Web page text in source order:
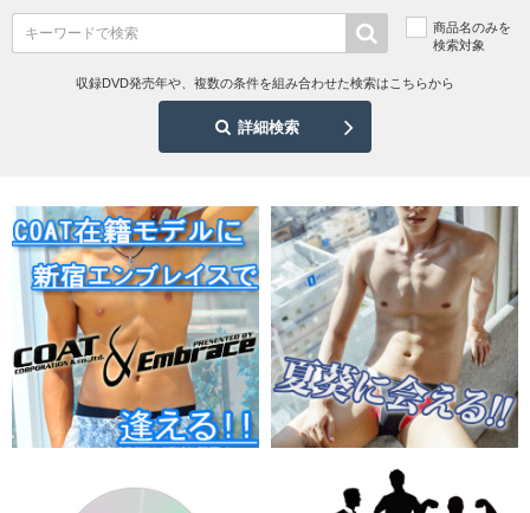
商品名のみを
検索対象
収録DVD発売年や、複数の条件を組み合わせた検索はこちらから
詳細検索